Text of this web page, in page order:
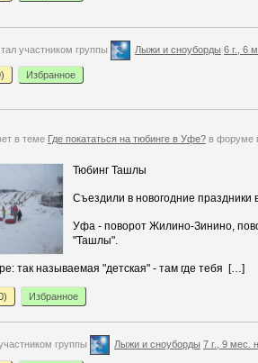
участником группы Лыжи и сноуборды 6 г., 6
) Избранное
в теме Где покататься на тюбинге в Уфе? в форуме
Тюбинг Ташлы
Съездили в новогодние праздники
Уфа - поворот Жилино-Зинино,
"Ташлы".
так называемая "детская" - там где тебя […]
) Избранное
группы Лыжи и сноуборды 7 г., 9 мес.